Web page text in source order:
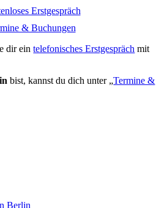
Erstgespräch
& Buchungen
dir eintelefonisches Erstgespräch mit
bist, kannst du dich unter „Termine &
Berlin